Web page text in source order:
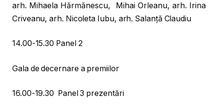
arh. Mihaela Hărmănescu, Mihai Orleanu, arh. Irina
Criveanu, arh. Nicoleta Iubu, arh. Salanță Claudiu
14.00-15.30 Panel 2
Gala de decernare a premiilor
16.00-19.30 Panel 3 prezentări